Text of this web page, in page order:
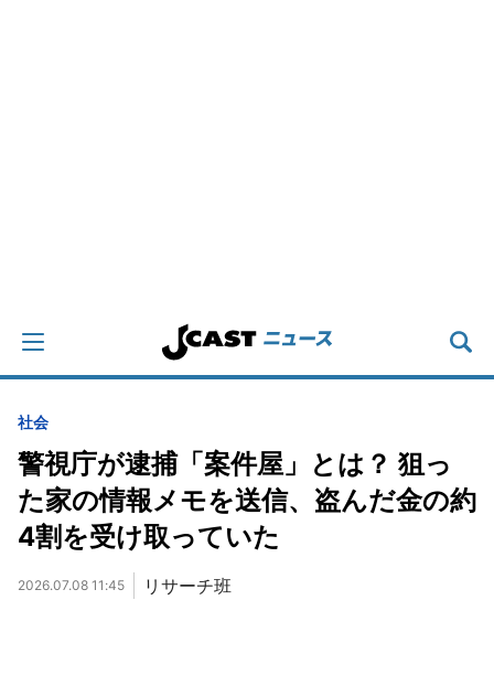
社会
警視庁が逮捕「案件屋」とは？ 狙っ
た家の情報メモを送信、盗んだ金の約
4割を受け取っていた
2026.07.08 11:45 リサーチ班